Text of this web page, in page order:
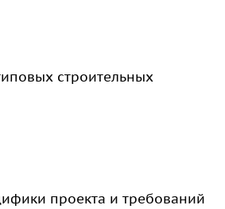
строительных
проекта и требований